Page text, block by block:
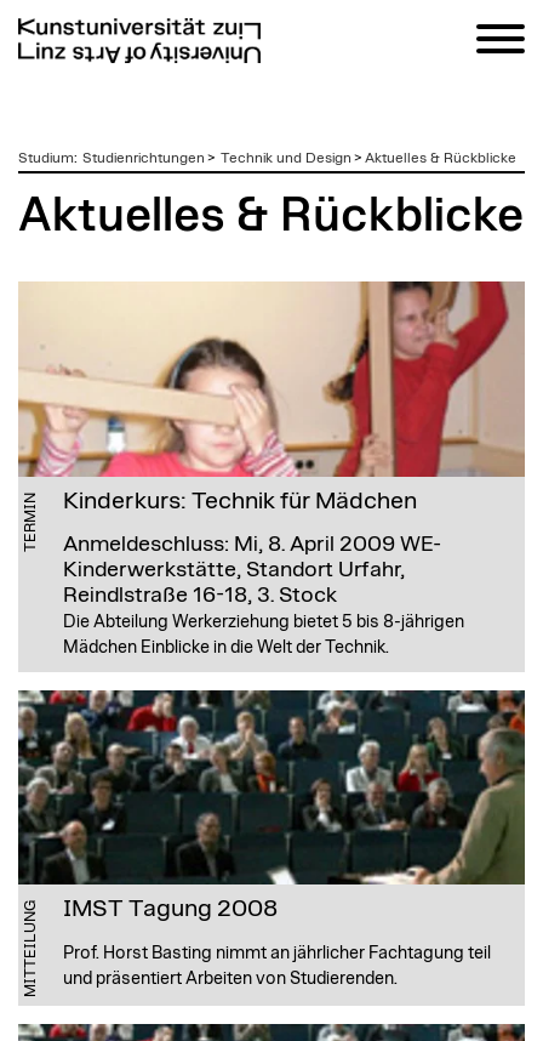
zumStudium: Studienrichtungen > Technik und Design > Aktuelles & Rückblicke
Aktuelles & Rückblicke
TERMIN Kinderkurs: Technik für Mädchen
Anmeldeschluss: Mi, 8. April 2009 WE-
Kinderwerkstätte, Standort Urfahr,
Reindlstraße 16-18, 3. Stock
Die Abteilung Werkerziehung bietet 5 bis 8-jährigen
Mädchen Einblicke in die Welt der Technik.
MITTEILUNG IMST Tagung 2008
Prof. Horst Basting nimmt an jährlicher Fachtagung teil
und präsentiert Arbeiten von Studierenden.